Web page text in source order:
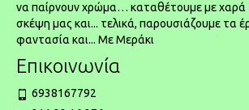
να παίρνουν χρώμα… καταθέτουμε με χαρά
σκέψη μας και... τελικά, παρουσιάζουμε τα
φαντασία και... Με Μεράκι
Επικοινωνία
6938167792